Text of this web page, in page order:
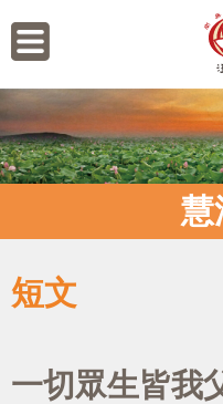
慧
短文
一切眾生皆我